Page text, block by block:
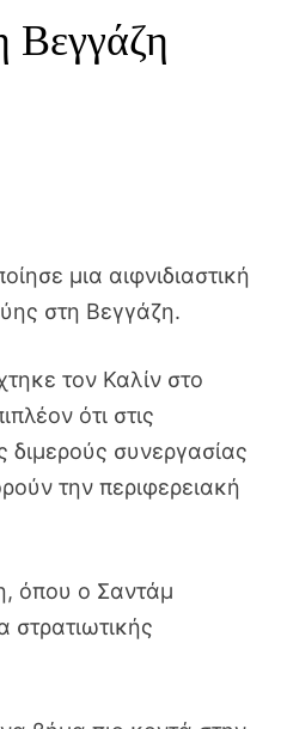
Βεγγάζη
μια αιφνιδιαστική
στη Βεγγάζη.
τον Καλίν στο
ότι στις
συνεργασίας
την περιφερειακή
όπου ο Σαντάμ
στρατιωτικής